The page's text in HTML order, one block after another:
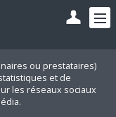
ou prestataires)
et de
les réseaux sociaux